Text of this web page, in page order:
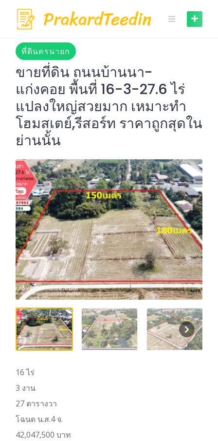
content
ที่ดินครนายก
ขายที่ดิน ถนนบ้านนา-
แก่งคอย พื้นที่ 16-3-27.6 ไร่
แปลงใหญ่สวยมาก เหมาะทำ
โฮมสเตย์,รีสอร์ท ราคาถูกสุดใน
ย่านนั้น
16 ไร่
3 งาน
27 ตารางวา
โฉนด น.ส.4 จ.
42,047,500 บาท